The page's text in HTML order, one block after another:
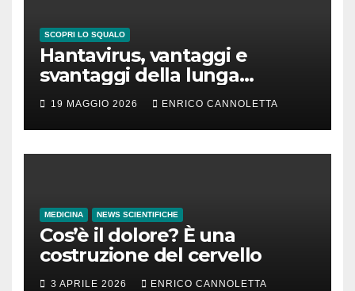
SCOPRI LO SQUALO
Hantavirus, vantaggi e
svantaggi della lunga
incubazione
19 MAGGIO 2026 ENRICO CANNOLETTA
MEDICINA NEWS SCIENTIFICHE
Cos’è il dolore? È una
costruzione del cervello
3 APRILE 2026 ENRICO CANNOLETTA